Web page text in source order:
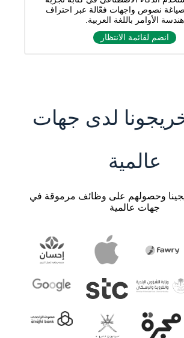
نصوص واجهات فعّالة عبر احتراف
هندسة الأوامر باللغة العربية.
انضم لقائمة الانتظار
لدى جهات
عالمية
وحصولهم على وظائف مرموقة في
جهات عالمية